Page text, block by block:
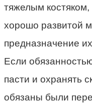
тяжелым
хорошо развитой
предназначение
Если
пасти и охранять
обязаны были